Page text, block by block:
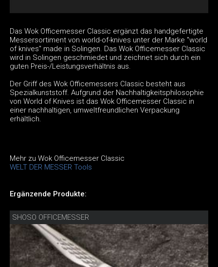
Das Wok Officemesser Classic ergänzt das handgefertigte
Messersortiment von world-of-knives unter der Marke "world
of knives" made in Solingen. Das Wok Officemesser Classic
wird in Solingen geschmiedet und zeichnet sich durch ein
guten Preis-/Leistungsverhältnis aus.
Der Griff des Wok Officemessers Classic besteht aus
Spezialkunststoff. Aufgrund der Nachhaltigkeitsphilosophie
von World of Knives ist das Wok Officemesser Classic in
einer nachhaltigen, umweltfreundlichen Verpackung
erhältlich.
Mehr zu Wok Officemesser Classic
WELT DER MESSER Tools
Ergänzende Produkte:
SHOSO OFFICEMESSER